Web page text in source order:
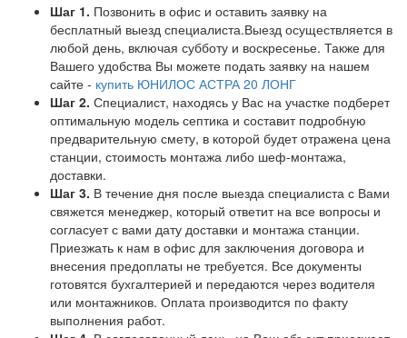
Шаг 1. Позвонить в офис и оставить заявку на
бесплатный выезд специалиста.Выезд осуществляется в
любой день, включая субботу и воскресенье. Также для
Вашего удобства Вы можете подать заявку на нашем
сайте - купить ЮНИЛОС АСТРА 20 ЛОНГ
Шаг 2. Специалист, находясь у Вас на участке подберет
оптимальную модель септика и составит подробную
предварительную смету, в которой будет отражена цена
станции, стоимость монтажа либо шеф-монтажа,
доставки.
Шаг 3. В течение дня после выезда специалиста с Вами
свяжется менеджер, который ответит на все вопросы и
согласует с вами дату доставки и монтажа станции.
Приезжать к нам в офис для заключения договора и
внесения предоплаты не требуется. Все документы
готовятся бухгалтерией и передаются через водителя
или монтажников. Оплата производится по факту
выполнения работ.